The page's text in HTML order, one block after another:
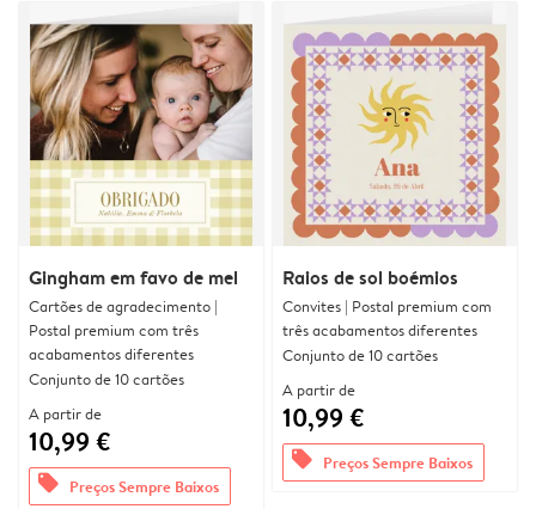
Gingham em favo de mel
Cartões de agradecimento |
Postal premium com três
acabamentos diferentes
Conjunto de 10 cartões
A partir de
10,99 €
offers Preços Sempre Baixos
Raios de sol boémios
Convites | Postal premium com
três acabamentos diferentes
Conjunto de 10 cartões
A partir de
10,99 €
offers Preços Sempre Baixos